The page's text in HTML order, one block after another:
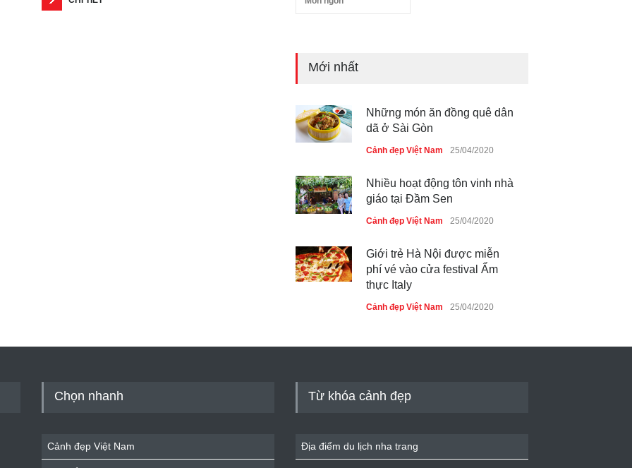
Mới nhất
Những món ăn đồng quê dân
dã ở Sài Gòn
Cảnh đẹp Việt Nam 25/04/2020
Nhiều hoạt động tôn vinh nhà
giáo tại Đầm Sen
Cảnh đẹp Việt Nam 25/04/2020
Giới trẻ Hà Nội được miễn
phí vé vào cửa festival Ẩm
thực Italy
Cảnh đẹp Việt Nam 25/04/2020
Cảnh đẹp Việt Nam
Chọn nhanh
Cảnh đẹp Việt Nam
Từ khóa cảnh đẹp
Địa điểm du lịch nha trang